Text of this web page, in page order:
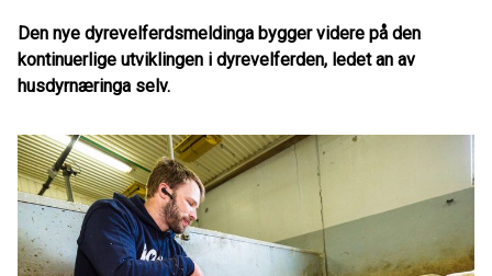
Den nye dyrevelferdsmeldinga bygger videre på den
kontinuerlige utviklingen i dyrevelferden, ledet an av
husdyrnæringa selv.